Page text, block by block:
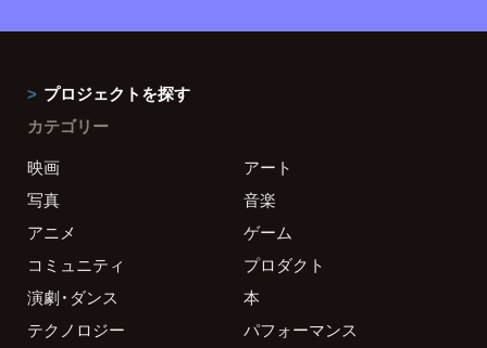
プロジェクトを探す
カテゴリー
映画
アート
写真
音楽
アニメ
ゲーム
コミュニティ
プロダクト
演劇・ダンス
本
テクノロジー
パフォーマンス